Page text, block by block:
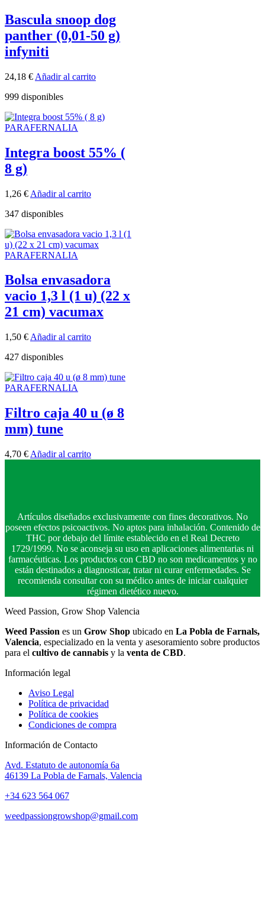
Bascula snoop dog
panther (0,01-50 g)
infyniti
24,18 € Añadir al carrito
999 disponibles
PARAFERNALIA
Integra boost 55% (
8 g)
1,26 € Añadir al carrito
347 disponibles
PARAFERNALIA
Bolsa envasadora
vacio 1,3 l (1 u) (22 x
21 cm) vacumax
1,50 € Añadir al carrito
427 disponibles
PARAFERNALIA
Filtro caja 40 u (ø 8
mm) tune
4,70 € Añadir al carrito
Artículos diseñados exclusivamente con fines decorativos. No
poseen efectos psicoactivos. No aptos para inhalación. Contenido de
THC por debajo del límite establecido en el Real Decreto
1729/1999. No se aconseja su uso en aplicaciones alimentarias ni
farmacéuticas. Los productos con CBD no son medicamentos y no
están destinados a diagnosticar, tratar ni curar enfermedades. Se
recomienda consultar con su médico antes de iniciar cualquier
régimen dietético nuevo.
Weed Passion, Grow Shop Valencia
Weed Passion es un Grow Shop ubicado en La Pobla de Farnals,
Valencia, especializado en la venta y asesoramiento sobre productos
para el cultivo de cannabis y la venta de CBD.
Información legal
Aviso Legal
Política de privacidad
Política de cookies
Condiciones de compra
Información de Contacto
Avd. Estatuto de autonomía 6a
46139 La Pobla de Farnals, Valencia
+34 623 564 067
weedpassiongrowshop@gmail.com